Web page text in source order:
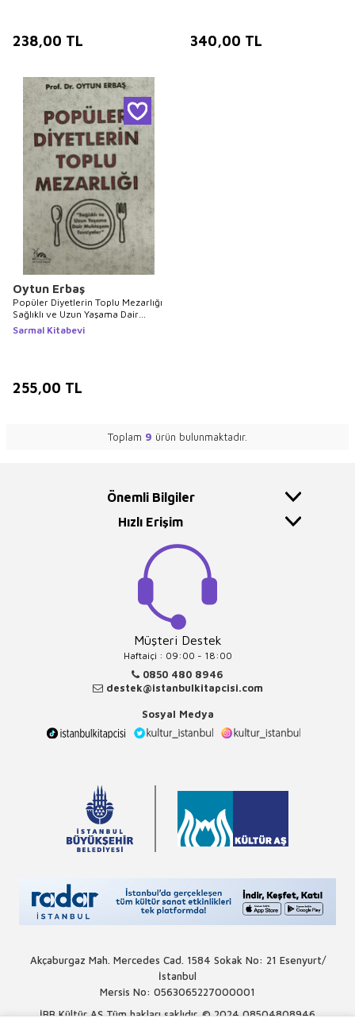
238,00 TL 340,00 TL
Oytun Erbaş
Popüler Diyetlerin Toplu Mezarlığı
Sağlıklı ve Uzun Yaşama Dair
Muhteşem Tavsiyeler
Sarmal Kitabevi
255,00 TL
Toplam 9 ürün bulunmaktadır.
Önemli Bilgiler
Hızlı Erişim
Müşteri Destek
Haftaiçi : 09:00 - 18:00
0850 480 8946
destek@istanbulkitapcisi.com
Sosyal Medya
Akçaburgaz Mah. Mercedes Cad. 1584 Sokak No: 21 Esenyurt/
İstanbul
Mersis No: 0563065227000001
İBB Kültür AŞ Tüm hakları saklıdır. © 2024 08504808946